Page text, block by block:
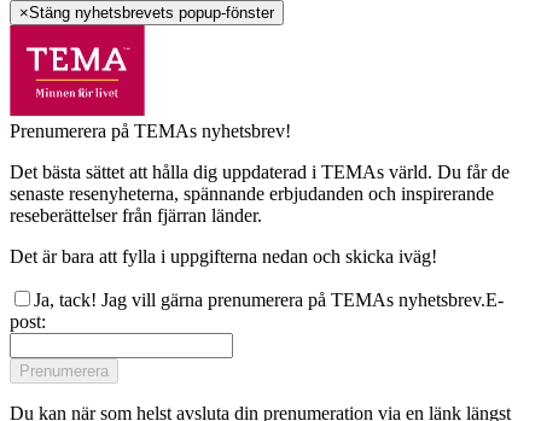
×Stäng nyhetsbrevets popup-fönster
Prenumerera på TEMAs nyhetsbrev!
Det bästa sättet att hålla dig uppdaterad i TEMAs värld. Du får de
senaste resenyheterna, spännande erbjudanden och inspirerande
reseberättelser från fjärran länder.
Det är bara att fylla i uppgifterna nedan och skicka iväg!
Ja, tack! Jag vill gärna prenumerera på TEMAs nyhetsbrev.E-
post:
Prenumerera
Du kan när som helst avsluta din prenumeration via en länk längst